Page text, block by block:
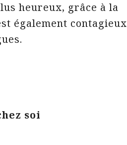
heureux, grâce à la
également contagieux
soi